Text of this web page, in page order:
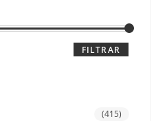
FILTRAR
(415)